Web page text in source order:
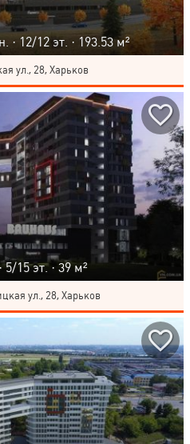
· 12/12 эт. · 193.53 м²
ул., 28, Харьков
5/15эт. · 39 м²
ул., 28, Харьков